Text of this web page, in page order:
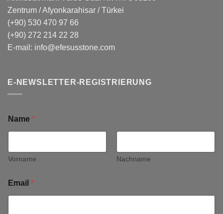
Zentrum / Afyonkarahisar / Türkei
(+90) 530 470 97 66
(+90) 272 214 22 28
E-mail: info@efesusstone.com
E-NEWSLETTER-REGISTRIERUNG
Name *
Vorname Nachname
Email *